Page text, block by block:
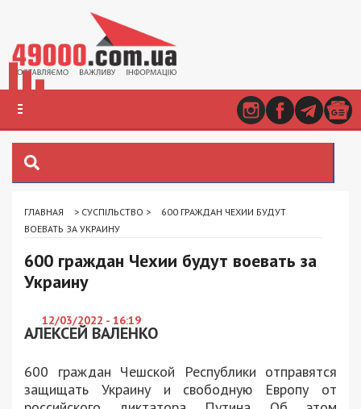
ГЛАВНАЯ > СУСПІЛЬСТВО >
600 ГРАЖДАН ЧЕХИИ БУДУТ
ВОЕВАТЬ ЗА УКРАИНУ
600 граждан Чехии будут воевать за
Украину
12/03/2022 - 16:19
АЛЕКСЕЙ ВАЛЕНКО
600 граждан Чешской Республики отправятся
защищать Украину и свободную Европу от